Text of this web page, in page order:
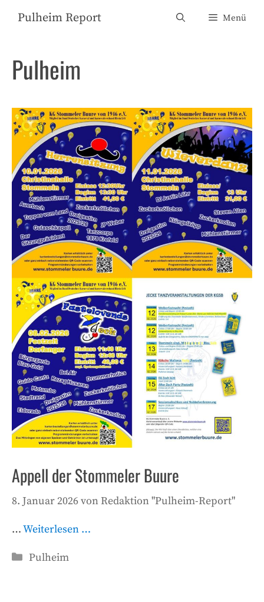
InhaltPulheim Report Menü
Pulheim
Appell der Stommeler Buure
8. Januar 2026von Redaktion "Pulheim-Report"
…Weiterlesen …
Kategorien
Pulheim